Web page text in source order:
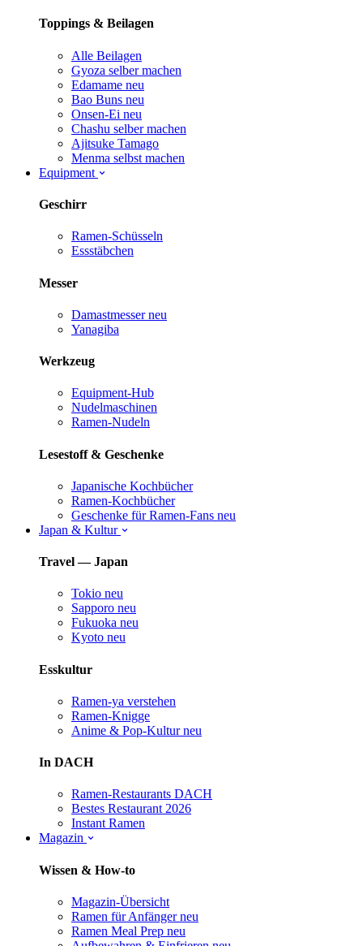
Toppings & Beilagen
Alle Beilagen
Gyoza selber machen
Edamame neu
Bao Buns neu
Onsen-Ei neu
Chashu selber machen
Ajitsuke Tamago
Menma selbst machen
Equipment
Geschirr
Ramen-Schüsseln
Essstäbchen
Messer
Damastmesser neu
Yanagiba
Werkzeug
Equipment-Hub
Nudelmaschinen
Ramen-Nudeln
Lesestoff & Geschenke
Japanische Kochbücher
Ramen-Kochbücher
Geschenke für Ramen-Fans neu
Japan & Kultur
Travel — Japan
Tokio neu
Sapporo neu
Fukuoka neu
Kyoto neu
Esskultur
Ramen-ya verstehen
Ramen-Knigge
Anime & Pop-Kultur neu
In DACH
Ramen-Restaurants DACH
Bestes Restaurant 2026
Instant Ramen
Magazin
Wissen & How-to
Magazin-Übersicht
Ramen für Anfänger neu
Ramen Meal Prep neu